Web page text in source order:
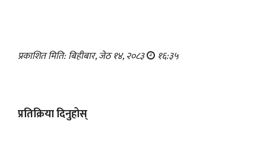
प्रकाशित मिति: बिहीबार, जेठ १४, २०८३ १६:३५
प्रतिक्रिया दिनुहोस्